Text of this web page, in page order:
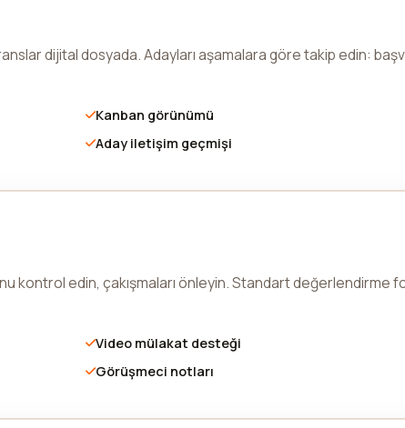
dijital dosyada. Adayları aşamalara göre takip edin:
Kanban görünümü
Aday iletişim geçmişi
kontrol edin, çakışmaları önleyin. Standart değerlendirme
Video mülakat desteği
Görüşmeci notları